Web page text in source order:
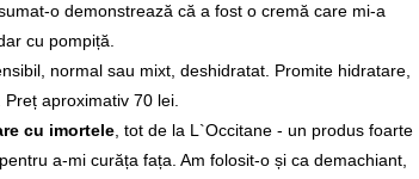
o demonstrează că a fost o cremă care mi-a
cu pompiță.
normal sau mixt, deshidratat. Promite hidratare,
aproximativ 70 lei.
cu imortele, tot de la L`Occitane - un produs foarte
a-mi curăța fața. Am folosit-o și ca demachiant,